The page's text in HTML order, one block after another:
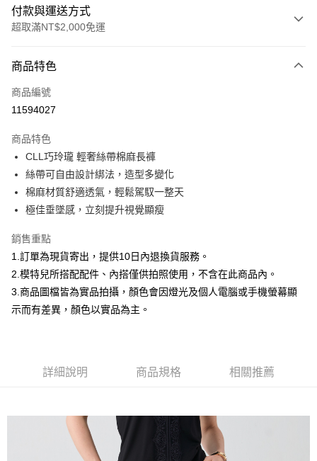
付款與運送方式
超取滿NT$2,000免運
信用卡一次付款
信用卡分期付款
合作金庫商業銀行
華南商業銀行
上海商業儲蓄銀行
台北富邦商業銀行
國泰世華商業銀行
兆豐國際商業銀行
臺灣中小企業銀行
聯邦商業銀行
元大商業銀行
永豐商業銀行
台新國際商業銀行
中國信託商業銀行
台灣樂天信用卡公司
超商取貨付款
LINE Pay
Apple Pay
悠遊付
Google Pay
大哥付你分期
2.付款方式選擇「大哥付你分期」，訂單成立後會自動跳轉到大哥付的交易
流程，驗證手機門號後，選擇欲分期的期數、繳款截止日，確認付款後即完
4.訂單成立30分鐘內，如未前往確認交易或遇審核未通過，訂單將自動取
消。如遇「轉專審核」未通過狀況，表示未達大哥付你分期系統評分，恕無
法說明評估內容。
【繳款方式說明】
相關說明
１．簡單：不需註冊會員、不需綁卡、不需儲值。
２．便利：只要手機號碼，簡訊認證，即可結帳。
３．安心：先確認商品／服務後，再付款。
商品特色
商品編號
11594027
商品特色
CLL巧玲瓏 輕奢絲帶棉麻長褲
絲帶可自由設計綁法，造型多變化
棉麻材質舒適透氣，輕鬆駕馭一整天
極佳垂墜感，立刻提升視覺顯瘦
銷售重點
1.訂單為現貨寄出，提供10日內退換貨服務。
2.模特兒所搭配配件、內搭僅供拍照使用，不含在此商品內。
3.商品圖檔皆為實品拍攝，顏色會因燈光及個人電腦或手機螢幕顯
示而有差異，顏色以實品為主。
詳細說明 商品規格 相關推薦